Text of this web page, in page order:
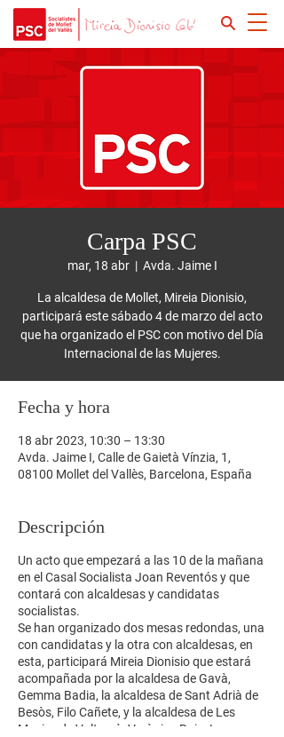
Carpa PSC
mar, 18 abr
  |
Avda. Jaime I
La alcaldesa de Mollet, Mireia Dionisio,
participará este sábado 4 de marzo del acto
que ha organizado el PSC con motivo del Día
Internacional de las Mujeres.
Fecha y hora
18 abr 2023, 10:30 – 13:30
Avda. Jaime I, Calle de Gaietà Vínzia, 1,
08100 Mollet del Vallès, Barcelona, España
Descripción
Un acto que empezará a las 10 de la mañana
en el Casal Socialista Joan Reventós y que
contará con alcaldesas y candidatas
socialistas.
Se han organizado dos mesas redondas, una
con candidatas y la otra con alcaldesas, en
esta, participará Mireia Dionisio que estará
acompañada por la alcaldesa de Gavà,
Gemma Badia, la alcaldesa de Sant Adrià de
Besòs, Filo Cañete, y la alcaldesa de Les
Masies de Voltregà, Verònica Ruiz. La mesa